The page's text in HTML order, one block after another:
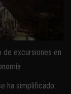
de excursiones en
ha simplificado: